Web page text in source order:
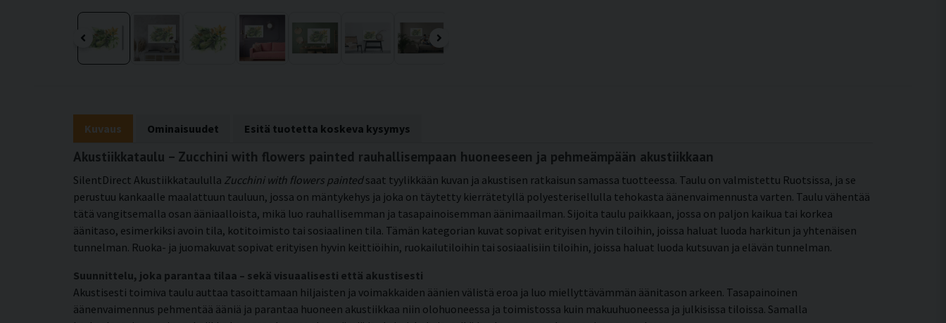
Kuvaus Ominaisuudet Esitä tuotetta koskeva kysymys
Akustiikkataulu – Zucchini with flowers painted rauhallisempaan huoneeseen ja pehmeämpään akustiikkaan
SilentDirect Akustiikkataululla Zucchini with flowers paintedsaat tyylikkään kuvan ja akustisen ratkaisun samassa tuotteessa. Taulu on valmistettu Ruotsissa, ja se
perustuu kankaalle maalattuun tauluun, jossa on mäntykehys ja joka on täytetty kierrätetyllä polyesterisellulla tehokasta äänenvaimennusta varten. Taulu vähentää
tätä vangitsemalla osan ääniaalloista, mikä luo rauhallisemman ja tasapainoisemman äänimaailman. Sijoita taulu paikkaan, jossa on paljon kaikua tai korkea
äänitaso, esimerkiksi avoin tila, kotitoimisto tai sosiaalinen tila. Tämän kategorian kuvat sopivat erityisen hyvin tiloihin, joissa haluat luoda harkitun ja yhtenäisen
tunnelman. Ruoka- ja juomakuvat sopivat erityisen hyvin keittiöihin, ruokailutiloihin tai sosiaalisiin tiloihin, joissa haluat luoda kutsuvan ja elävän tunnelman.
Suunnittelu, joka parantaa tilaa – sekä visuaalisesti että akustisesti
Akustisesti toimiva taulu auttaa tasoittamaan hiljaisten ja voimakkaiden äänien välistä eroa ja luo miellyttävämmän äänitason arkeen. Tasapainoinen
äänenvaimennus pehmentää ääniä ja parantaa huoneen akustiikkaa niin olohuoneessa ja toimistossa kuin makuuhuoneessa ja julkisissa tiloissa. Samalla